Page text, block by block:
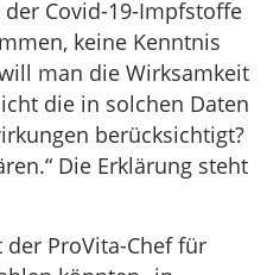
Covid-19-Impfstoffe
keine Kenntnis
man die Wirksamkeit
die in solchen Daten
berücksichtigt?
Die Erklärung steht
ProVita-Chef für